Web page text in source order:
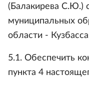
(Балакирева С.Ю.)
муниципальных
области -
5.1. Обеспечить
пункта 4